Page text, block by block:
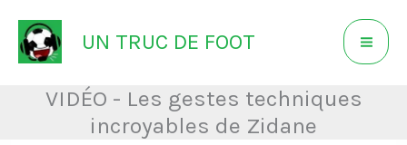
Aller
au
contenu
UN TRUC DE FOOT
VIDÉO - Les gestes techniques
incroyables de Zidane